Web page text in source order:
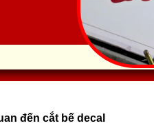
đến cắt bế decal